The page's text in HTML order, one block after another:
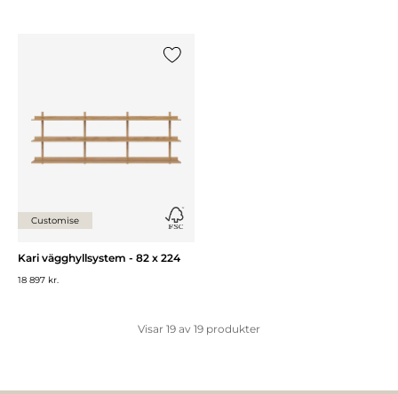
Customise
Kari vägghyllsystem - 82 x 224
18 897 kr.
Visar 19 av 19 produkter